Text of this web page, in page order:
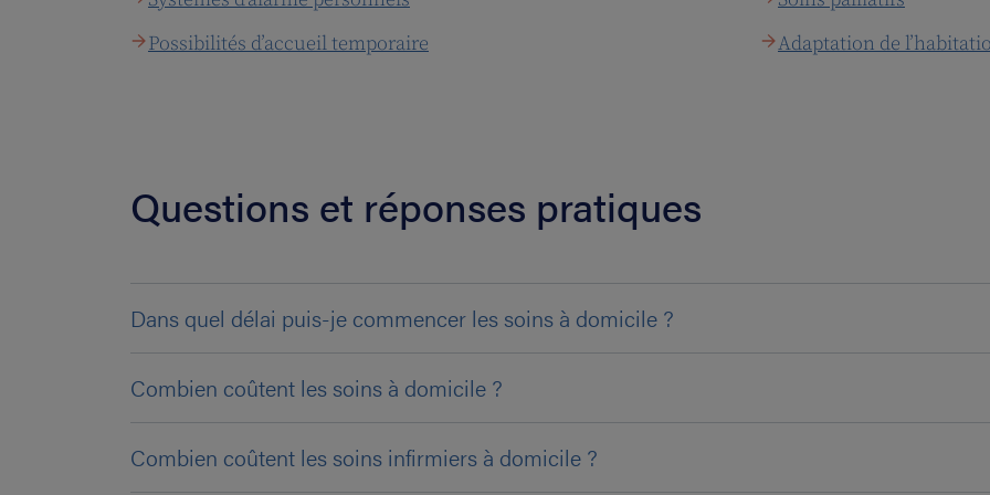
Possibilités d’accueil temporaire
Adaptation de
Questions et réponses pratiques
Dans quel délai puis-je commencer les soins à domicile ?
Combien coûtent les soins à domicile ?
Combien coûtent les soins infirmiers à domicile ?